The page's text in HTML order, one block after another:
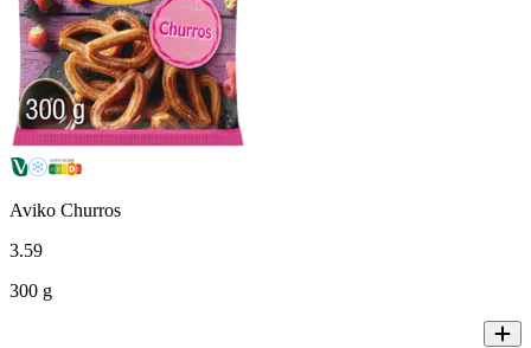
Aviko Churros
3.59
300 g